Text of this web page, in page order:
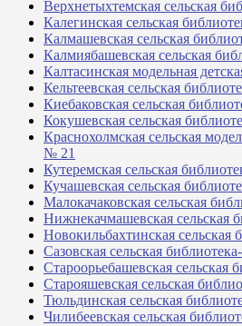
Верхнетыхтемская сельская
Калегинская сельская
Калмашевская сельская
Калмиябашевская сельская
Калтасинская модельная
Кельтеевская сельская
Киебаковская сельская
Кокушевская сельская
Краснохолмская сельская
№ 21
Кутеремская сельская
Кучашевская сельская
Малокачаковская сельская
Нижнекачмашевская сельская
Новокильбахтинская
Сазовская сельская
Староорьебашевская
Старояшевская сельская
Тюльдинская сельская
Чилибеевская сельская